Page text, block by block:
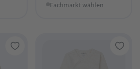
Fachmarkt wählen